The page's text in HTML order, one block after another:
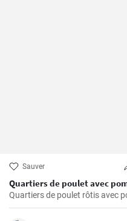
Sauver
Quartiers de poulet avec
Quartiers de poulet rôtis avec